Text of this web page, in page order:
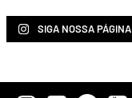
SIGA NOSSA PÁGINA